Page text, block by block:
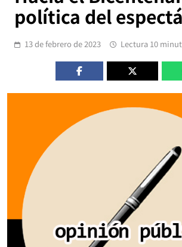
política del
13 de febrero de 2023 Lectura 10